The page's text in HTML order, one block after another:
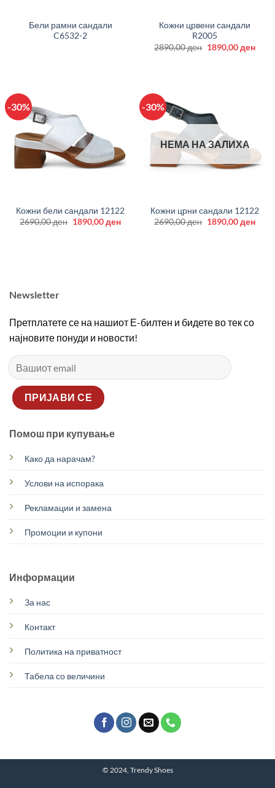
Бели рамни сандали
C6532-2
Кожни црвени сандали
R2005
2890,00ден Original
1890,00ден
-30%
Кожни бели сандали 12122
2690,00ден Original
1890,00денCurrent
-30%
НЕМА НА ЗАЛИХА
Кожни црни сандали 12122
2690,00ден Original
1890,00ден
Newsletter
Претплатете се на нашиот Е-билтен и бидете во тек со
најновите понуди и новости!
Помош при купување
Како да нарачам?
Услови на испорака
Рекламации и замена
Промоции и купони
Информации
За нас
Контакт
Политика на приватност
Табела со величини
© 2024, Trendy Shoes